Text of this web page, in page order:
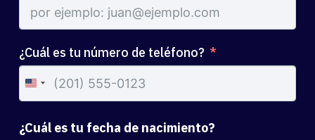
¿Cuál es tu número de teléfono?
United
States
+1
¿Cuál es tu fecha de nacimiento?